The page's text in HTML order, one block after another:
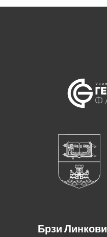
Брзи Линкови